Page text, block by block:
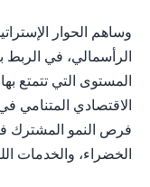
وساهم الحوار
الرأسمالي، في الربط
المستوى التي تتمتع
الاقتصادي المتنامي
فرص النمو المشترك
الخضراء، والخدمات